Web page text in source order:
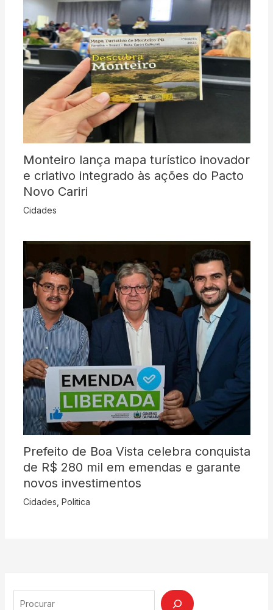
Monteiro lança mapa turístico inovador
e criativo integrado às ações do Pacto
Novo Cariri
Cidades
Prefeito de Boa Vista celebra conquista
de R$ 280 mil em emendas e garante
novos investimentos
Cidades Politica